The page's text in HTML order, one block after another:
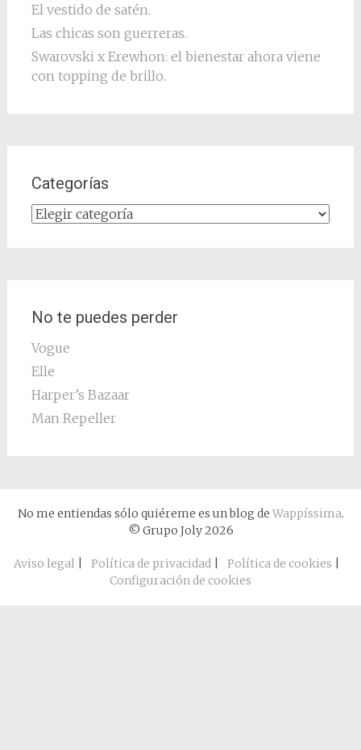
El vestido de satén.
Las chicas son guerreras.
Swarovski x Erewhon: el bienestar ahora viene
con topping de brillo.
Categorías
Categorías
No te puedes perder
Vogue
Elle
Harper’s Bazaar
Man Repeller
No me entiendas sólo quiéreme es un blog de Wappíssima.
© Grupo Joly 2026
Aviso legal| Política de privacidad| Política de cookies
Configuración de cookies